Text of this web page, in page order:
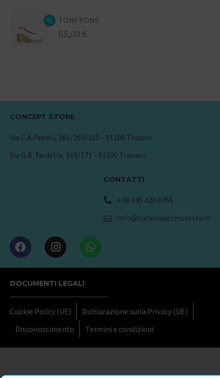
TONY PONS
68,00 €
CONCEPT STORE
Via C.A.Pepoli, 161/163/165 - 91100 Trapani
Via G.B. Fardella, 169/171 - 91100 Trapani
CONTATTI
+39 349 420 0755
info@cataniaaccessori.com
DOCUMENTI LEGALI
Cookie Policy (UE)
Dichiarazione sulla Privacy (UE)
Disconoscimento
Termini e condizioni